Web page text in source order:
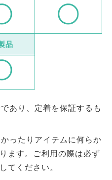
品
あり、定着を保証するも
ったりアイテムに何らか
ます。ご利用の際は必ず
てください。